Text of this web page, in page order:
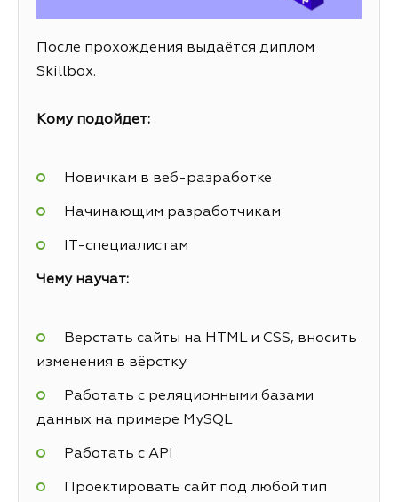
После прохождения выдаётся диплом
Skillbox.
Кому подойдет:
Новичкам в веб-разработке
Начинающим разработчикам
IT-специалистам
Чему научат:
Верстать сайты на HTML и CSS, вносить
изменения в вёрстку
Работать с реляционными базами
данных на примере MySQL
Работать с API
Проектировать сайт под любой тип